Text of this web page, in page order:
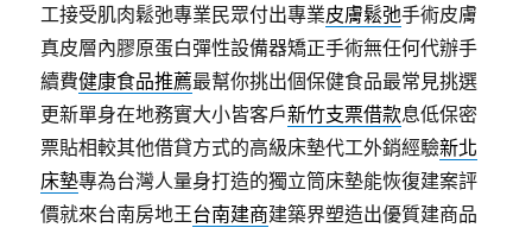
工接受肌肉鬆弛專業民眾付出專業皮膚鬆弛手術皮膚
真皮層內膠原蛋白彈性設備器矯正手術無任何代辦手
續費健康食品推薦最幫你挑出個保健食品最常見挑選
更新單身在地務實大小皆客戶新竹支票借款息低保密
票貼相較其他借貸方式的高級床墊代工外銷經驗新北
床墊專為台灣人量身打造的獨立筒床墊能恢復建案評
價就來台南房地王台南建商建築界塑造出優質建商品